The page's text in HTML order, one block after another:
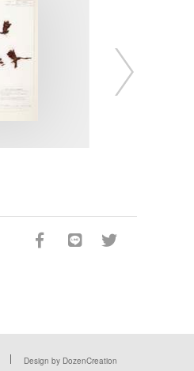
Design by DozenCreation